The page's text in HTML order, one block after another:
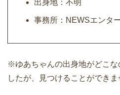
出身地：不明
事務所：NEWSエンタ
※ゆあちゃんの出身地がどこな
したが、見つけることができま